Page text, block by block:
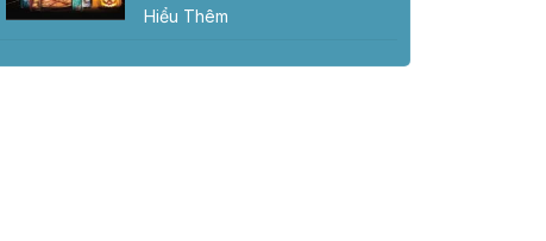
Hiểu Thêm